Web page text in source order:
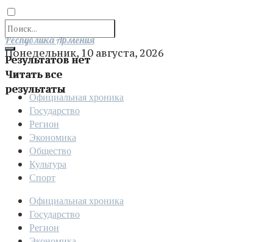
Результатов нет
Читать все
результаты
Отправить
Республика Армения
Понедельник, 10 августа, 2026
Официальная хроника
Государство
Регион
Экономика
Общество
Культура
Спорт
Официальная хроника
Государство
Регион